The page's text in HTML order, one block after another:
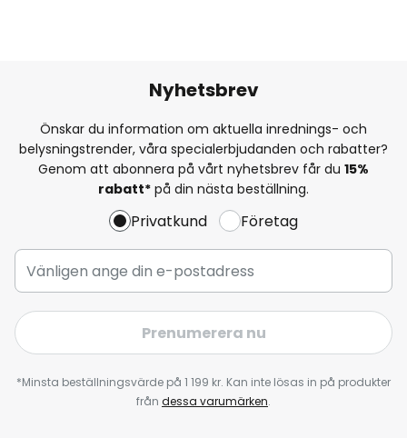
Nyhetsbrev
Önskar du information om aktuella inrednings- och
belysningstrender, våra specialerbjudanden och rabatter?
Genom att abonnera på vårt nyhetsbrev får du 15%
rabatt* på din nästa beställning.
Privatkund Företag
Prenumerera nu
*Minsta beställningsvärde på 1 199 kr. Kan inte lösas in på produkter
från dessa varumärken.